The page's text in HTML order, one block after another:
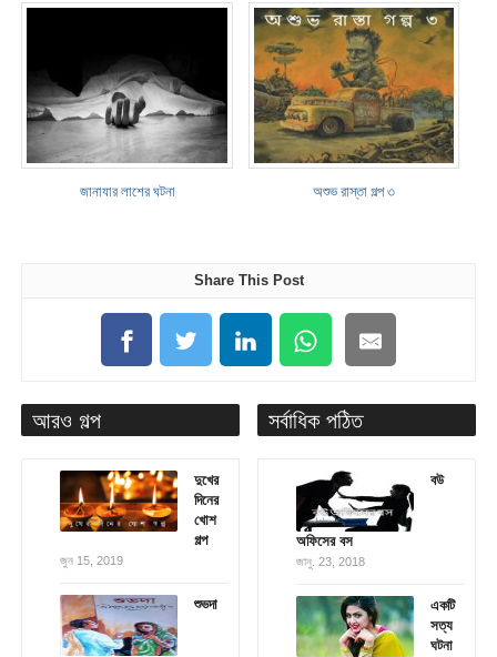
জানাযার লাশের ঘটনা অশুভ রাস্তা গল্প ৩
Share This Post
আরও গল্প
দুখের
দিনের
খোশ
গল্প
জুন 15, 2019
শুভদা
সর্বাধিক পঠিত
বউ
অফিসের বস
জানু. 23, 2018
একটি
সত্য
ঘটনা